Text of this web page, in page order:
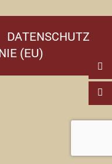
DATENSCHUTZ
(EU)